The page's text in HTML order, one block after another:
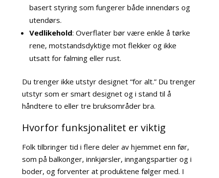
basert styring som fungerer både innendørs og
utendørs.
Vedlikehold: Overflater bør være enkle å tørke
rene, motstandsdyktige mot flekker og ikke
utsatt for falming eller rust.
Du trenger ikke utstyr designet “for alt.” Du trenger
utstyr som er smart designet og i stand til å
håndtere to eller tre bruksområder bra.
Hvorfor funksjonalitet er viktig
Folk tilbringer tid i flere deler av hjemmet enn før,
som på balkonger, innkjørsler, inngangspartier og i
boder, og forventer at produktene følger med. I